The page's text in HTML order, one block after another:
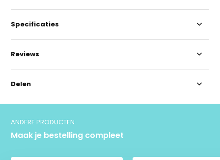
Specificaties
Reviews
Delen
ANDERE PRODUCTEN
Maak je bestelling compleet